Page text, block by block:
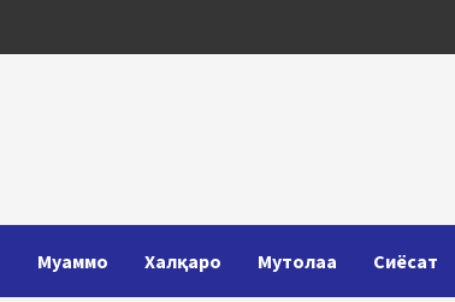
Муаммо Халқаро Мутолаа Сиёсат